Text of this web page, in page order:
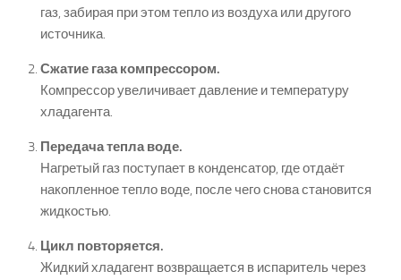
газ, забирая при этом тепло из воздуха или другого
источника.
Сжатие газа компрессором.
Компрессор увеличивает давление и температуру
хладагента.
Передача тепла воде.
Нагретый газ поступает в конденсатор, где отдаёт
накопленное тепло воде, после чего снова становится
жидкостью.
Цикл повторяется.
Жидкий хладагент возвращается в испаритель через